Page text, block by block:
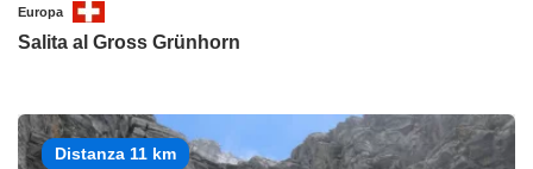
Europa
Salita al Gross Grünhorn
Distanza 11 km